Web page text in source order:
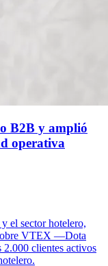
B2B y amplió
operativa
el sector hotelero,
VTEX —Dota
clientes activos